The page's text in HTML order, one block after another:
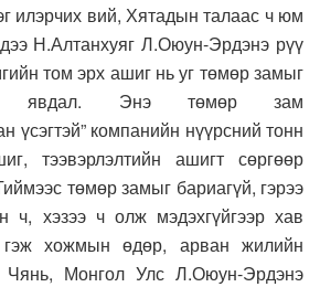
илэрчих вий, Хятадын талаас ч юм
Н.Алтанхуяг Л.Оюун-Эрдэнэ рүү
том эрх ашиг нь уг төмөр замыг
явдал. Энэ төмөр зам
үсэгтэй” компанийн нүүрсний тонн
тээвэрлэлтийн ашигт сөргөөр
төмөр замыг бариагүй, гэрээ
ч, хэзээ ч олж мэдэхгүйгээр хав
хожмын өдөр, арван жилийн
Монгол Улс Л.Оюун-Эрдэнэ